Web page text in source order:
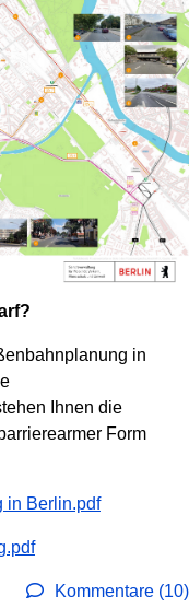
in
Ihnen die
Form
in Berlin.pdf
Kommentare (10)